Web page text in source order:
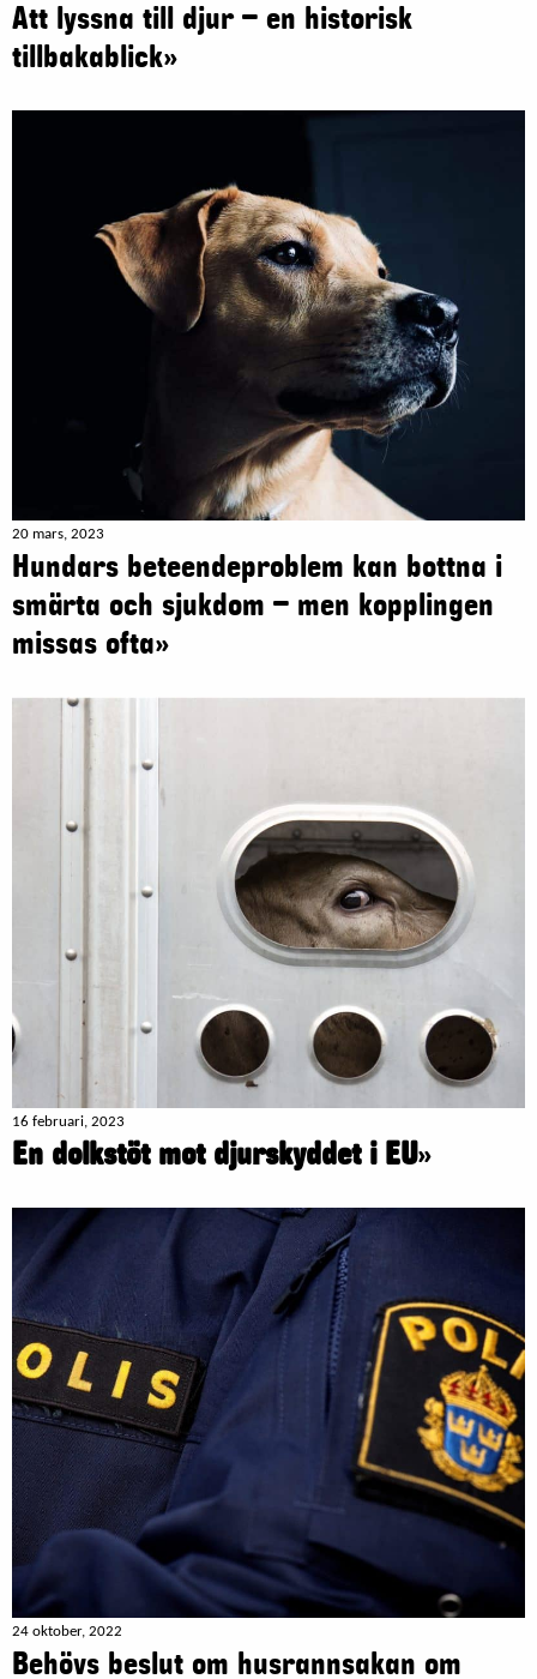
Att lyssna till djur – en historisk
tillbakablick»
20 mars, 2023
Hundars beteendeproblem kan bottna i
smärta och sjukdom – men kopplingen
missas ofta»
16 februari, 2023
En dolkstöt mot djurskyddet i EU»
24 oktober, 2022
Behövs beslut om husrannsakan om